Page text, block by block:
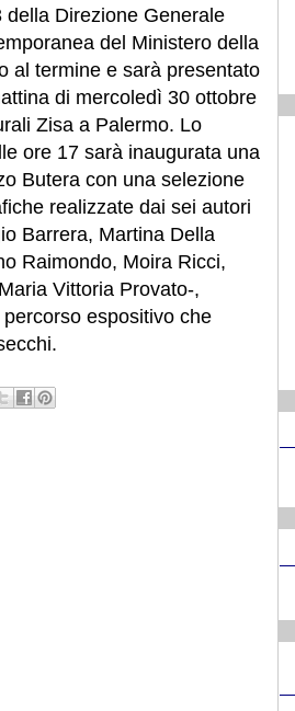
della Direzione Generale
del Ministero della
al termine e sarà presentato
di mercoledì 30 ottobre
Zisa a Palermo. Lo
ore 17 sarà inaugurata una
Butera con una selezione
realizzate dai sei autori
Barrera, Martina Della
Raimondo, Moira Ricci,
Vittoria Provato-,
espositivo che